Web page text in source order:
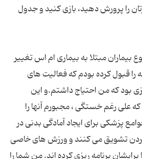
را پرورش دهید، بازی كنید و جدول
بیماران مبتلا به بیماری ام اس تغییر
قبول كرده بودم كه فعالیت های
بود كه من احتیاج داشتم.و این
كه علی رغم خستگی ، مجبورم آنها را
پزشكی برای ایجاد آمادگی بدنی در
كردن تشویق می كنند و ورزش های خاصی
برایشان برنامه ریزی كرده اند. من شما را